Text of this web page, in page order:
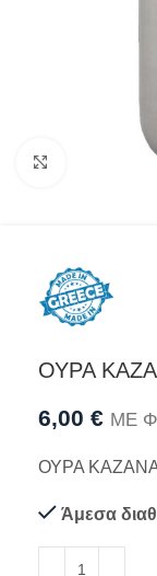
ΟΥΡΑ
6,00 € ΜΕ
ΟΥΡΑ
Άμεσα